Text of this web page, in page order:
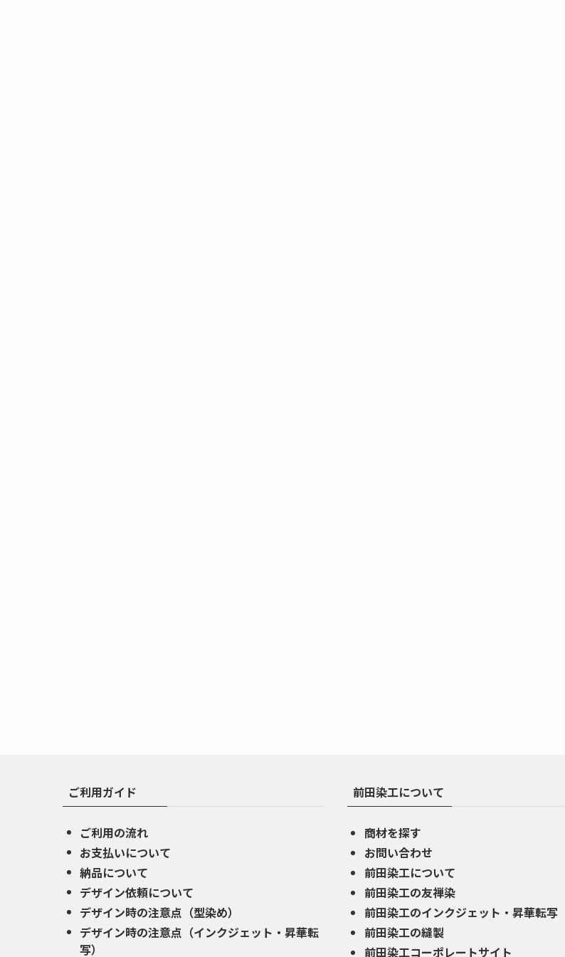
ご利用ガイド
ご利用の流れ
お支払いについて
納品について
デザイン依頼について
デザイン時の注意点（型染め）
デザイン時の注意点（インクジェット・昇華転
写）
前田染工について
商材を探す
お問い合わせ
前田染工について
前田染工の友禅染
前田染工のインクジェット・昇華転写
前田染工の縫製
前田染工コーポレートサイト